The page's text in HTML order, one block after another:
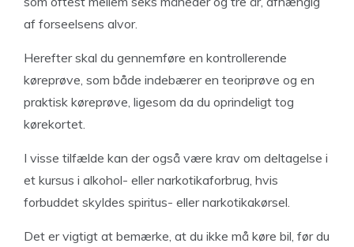
af forseelsens alvor.
Herefter skal du gennemføre en kontrollerende
køreprøve, som både indebærer en teoriprøve og en
praktisk køreprøve, ligesom da du oprindeligt tog
kørekortet.
I visse tilfælde kan der også være krav om deltagelse i
et kursus i alkohol- eller narkotikaforbrug, hvis
forbuddet skyldes spiritus- eller narkotikakørsel.
Det er vigtigt at bemærke, at du ikke må køre bil, før du